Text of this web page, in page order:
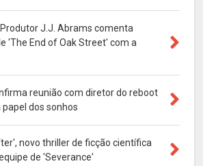
J.J. Abrams comenta
'The End of Oak Street' com a
reunião com diretor do reboot
dos sonhos
novo thriller de ficção científica
de 'Severance'